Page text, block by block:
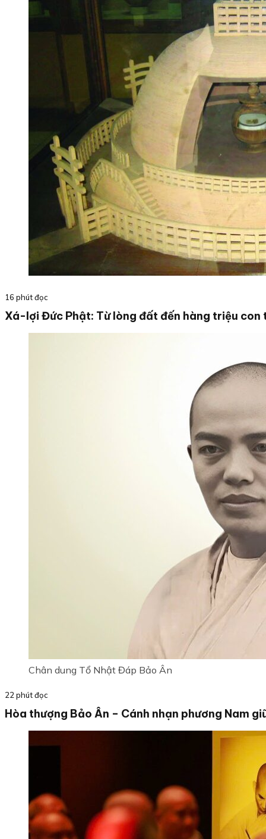
16 phút đọc
Xá-lợi Đức Phật: Từ lòng đất đến hàng triệu con
Chân dung Tổ Nhật Đáp Bảo Ân
22 phút đọc
Hòa thượng Bảo Ân – Cánh nhạn phương Nam